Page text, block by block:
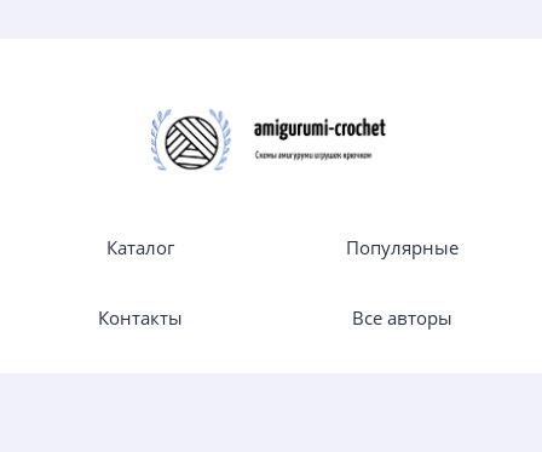
Каталог Популярные
Контакты Все авторы